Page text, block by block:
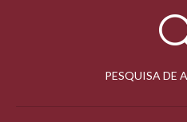
PESQUISA DE